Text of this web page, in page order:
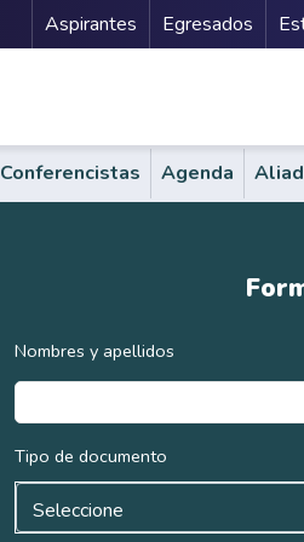
Menu
Aspirantes Egresados
Conferencistas Agenda
Nombres y apellidos
Tipo de documento